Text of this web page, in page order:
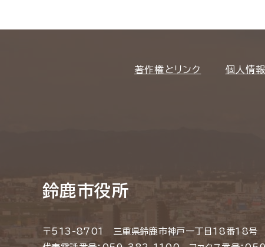
著作権とリンク 個人情
鈴鹿市役所
〒513-8701 三重県鈴鹿市神戸一丁目18番18号